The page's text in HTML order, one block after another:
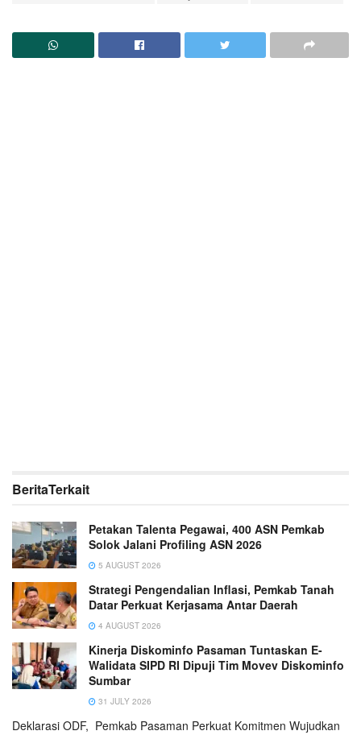
BeritaTerkait
Petakan Talenta Pegawai, 400 ASN Pemkab
Solok Jalani Profiling ASN 2026
5 AUGUST 2026
Strategi Pengendalian Inflasi, Pemkab Tanah
Datar Perkuat Kerjasama Antar Daerah
4 AUGUST 2026
Kinerja Diskominfo Pasaman Tuntaskan E-
Walidata SIPD RI Dipuji Tim Movev Diskominfo
Sumbar
31 JULY 2026
Deklarasi ODF, Pemkab Pasaman Perkuat Komitmen Wujudkan